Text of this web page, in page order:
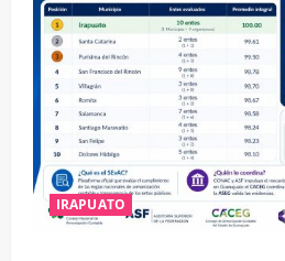
IRAPUATO